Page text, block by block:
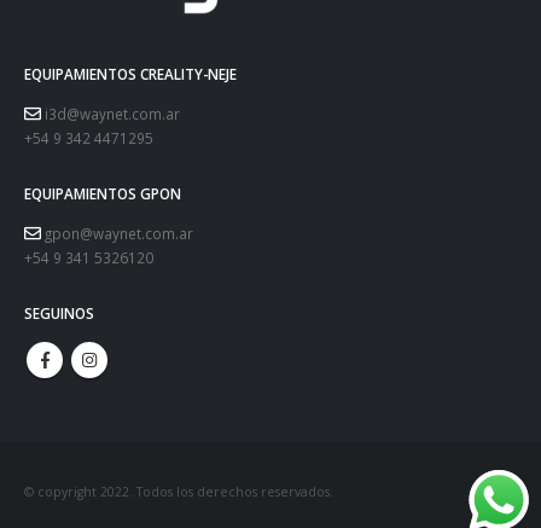
EQUIPAMIENTOS CREALITY-NEJE
i3d@waynet.com.ar
+54 9 342 4471295
EQUIPAMIENTOS GPON
gpon@waynet.com.ar
+54 9 341 5326120
SEGUINOS
© copyright 2022. Todos los derechos reservados.